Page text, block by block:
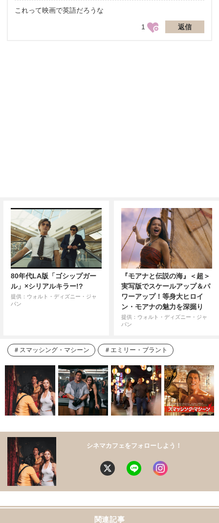
これって映画で英語だろうな
1 返信
80年代LA版「ゴシップガー
ル」×シリアルキラー!?
提供：ウォルト・ディズニー・ジャ
パン
『モアナと伝説の海』＜超＞
実写版でスケールアップ＆パ
ワーアップ！等身大ヒロイ
ン・モアナの魅力を深掘り
提供：ウォルト・ディズニー・ジャ
パン
スマッシング・マシーン エミリー・ブラント
シネマカフェをフォローしよう！
関連記事